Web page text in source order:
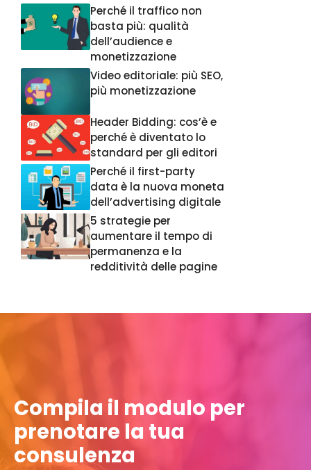
Perché il traffico non
basta più: qualità
dell’audience e
monetizzazione
Video editoriale: più SEO,
più monetizzazione
Header Bidding: cos’è e
perché è diventato lo
standard per gli editori
Perché il first-party
data è la nuova moneta
dell’advertising digitale
5 strategie per
aumentare il tempo di
permanenza e la
redditività delle pagine
Compila il modulo per
prenotare la tua
consulenza